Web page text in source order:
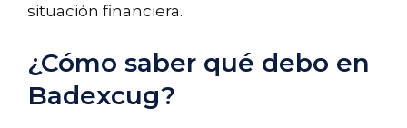
situación financiera.
¿Cómo saber qué debo en
Badexcug?